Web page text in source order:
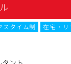
に合わせたパッケ
レポート
の提案
ントの企画、立案
開催（WEBセミナ
」の提案から
スタイム制
在宅・